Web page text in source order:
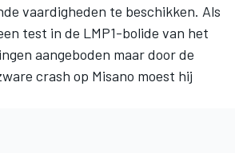
vaardigheden te beschikken. Als
test in de LMP1-bolide van het
aangeboden maar door de
crash op Misano moest hij